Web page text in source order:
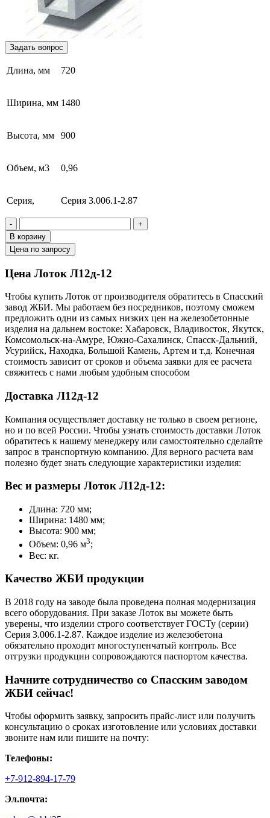
Задать вопрос
Длина, мм 720
Ширина, мм 1480
Высота, мм 900
Объем, м3 0,96
Серия, Серия 3.006.1-2.87
-
+
В корзину
Цена по запросу
Цена Лоток Л12д-12
Чтобы купить Лоток от производителя обратитесь в Cпасский
завод ЖБИ. Мы работаем без посредников, поэтому сможем
предложить одни из самых низких цен на железобетонные
изделия на дальнем востоке: Хабаровск, Владивосток, Якутск,
Комсомольск-на-Амуре, Южно-Сахалинск, Спасск-Дальний,
Усурийск, Находка, Большой Камень, Артем и т.д. Конечная
стоимость зависит от сроков и объема заявки для ее расчета
свяжитесь с нами любым удобным способом
Доставка Л12д-12
Компания осуществляет доставку не только в своем регионе,
но и по всей России. Чтобы узнать стоимость доставки Лоток
обратитесь к нашему менеджеру или самостоятельно сделайте
запрос в транспортную компанию. Для верного расчета вам
полезно будет знать следующие характеристики изделия:
Вес и размеры Лоток Л12д-12:
Длина: 720 мм;
Ширина: 1480 мм;
Высота: 900 мм;
Объем: 0,96 м3;
Вес: кг.
Качество ЖБИ продукции
В 2018 году на заводе была проведена полная модернизация
всего оборудования. При заказе Лоток вы можете быть
уверены, что изделии строго соответствует ГОСТу (серии)
Серия 3.006.1-2.87. Каждое изделие из железобетона
обязательно проходит многоступенчатый контроль. Все
отгрузки продукции сопровождаются паспортом качества.
Начните сотрудничество со Cпасским заводом
ЖБИ сейчас!
Чтобы оформить заявку, запросить прайс-лист или получить
консультацию о сроках изготовление или условиях доставки
звоните нам или пишите на почту:
Телефоны:
+7-912-894-17-79
Эл.почта: